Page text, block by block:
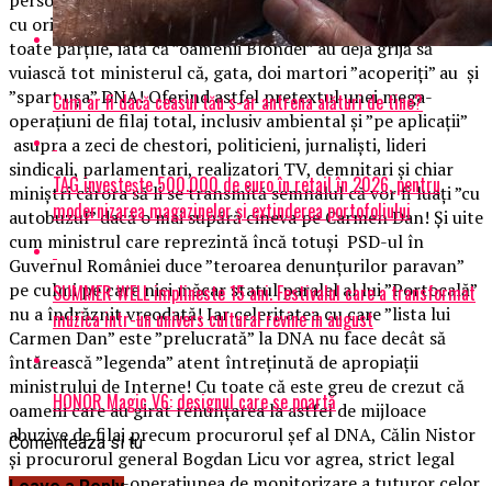
cu orice preț stoparea campaniei au primit ”delete” din
toate părțile, iată că ”oamenii Blondei” au deja grijă să
vuiască tot ministerul că, gata, doi martori ”acoperiți” au și
”spart ușa” DNA! Oferind astfel pretextul unei mega-
operațiuni de filaj total, inclusiv ambiental și ”pe aplicații”
asupra a zeci de chestori, politicieni, jurnaliști, lideri
sindicali, parlamentari, realizatori TV, demnitari și chiar
miniștri cărora să li se transmită semnalul că vor fi luați ”cu
autobuzul” dacă o mai supără cineva pe Carmen Dan! Și uite
cum ministrul care reprezintă încă totuși PSD-ul în
Guvernul României duce ”teroarea denunțurilor paravan”
pe culmi pe care nici măcar statul paralel al lui ”Portocală”
nu a îndrăznit vreodată! Iar celeritatea cu care ”lista lui
Carmen Dan” este ”prelucrată” la DNA nu face decât să
întărească ”legenda” atent întreținută de apropiații
ministrului de Interne! Cu toate că este greu de crezut că
oameni care au girat renunțarea la astfel de mijloace
abuzive de filaj precum procurorul șef al DNA, Călin Nistor
și procurorul general Bogdan Licu vor agrea, strict legal
Cum ar fi dacă ceasul tău s-ar antrena alături de tine?
TAG investește 500.000 de euro în retail în 2026, pentru
modernizarea magazinelor și extinderea portofoliului
SUMMER WELL implineste 15 ani. Festivalul care a transformat
muzica intr-un univers cultural revine in august
HONOR Magic V6: designul care se poartă
Comenteaza si tu